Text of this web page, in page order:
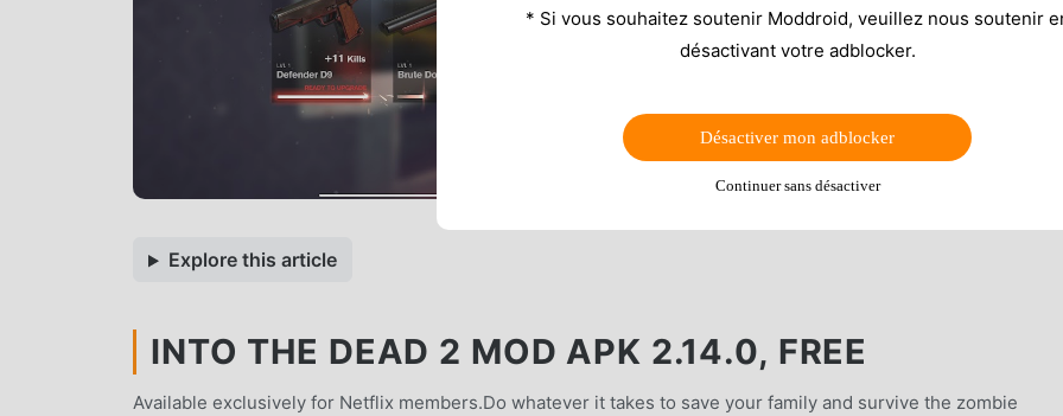
Explore this article
INTO THE DEAD 2 MOD APK 2.14.0, FREE
Available exclusively for Netflix members.Do whatever it takes to save your family and survive the zombie
* Si vous souhaitez soutenir Moddroid, veuillez nous soutenir
désactivant votre adblocker.
Désactiver mon adblocker
Continuer sans désactiver